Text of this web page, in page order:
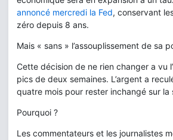
annoncé mercredi la Fed, conservant
zéro depuis 8 ans.
Mais « sans » l’assouplissement de sa
Cette décision de ne rien changer a vu
pics de deux semaines. L’argent a
quatre mois pour rester inchangé sur la
Pourquoi ?
Les commentateurs et les journalistes